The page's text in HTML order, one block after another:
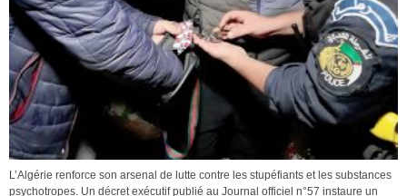
L’Algérie renforce son arsenal de lutte contre les stupéfiants et les substances
psychotropes. Un décret exécutif publié au Journal officiel n°57 instaure un